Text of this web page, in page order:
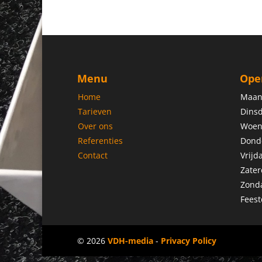
Menu
Home
Tarieven
Over ons
Referenties
Contact
© 2026 VDH-media - Privacy Policy